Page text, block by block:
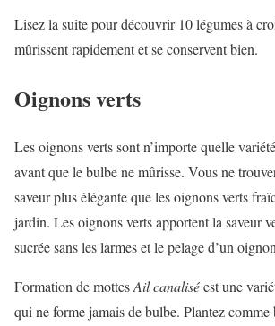
Lisez la suite pour découvrir 10 légumes à
mûrissent rapidement et se conservent bien.
Oignons verts
Les oignons verts sont n’importe quelle
avant que le bulbe ne mûrisse. Vous ne
saveur plus élégante que les oignons verts
jardin. Les oignons verts apportent la saveur
sucrée sans les larmes et le pelage d’un
Formation de mottesAil canaliséest une
qui ne forme jamais de bulbe. Plantez